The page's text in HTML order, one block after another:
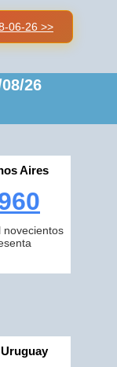
06-26 >>
26
Aires
novecientos